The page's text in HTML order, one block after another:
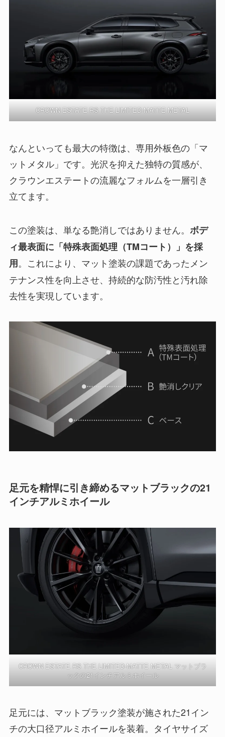
CROWN ESTATE RS THE LIMITED-MATTE METAL
なんといっても最大の特徴は、専用外板色の「マ
ットメタル」です。光沢を抑えた独特の質感が、
クラウンエステートの流麗なフォルムを一層引き
立てます。
この塗装は、単なる艶消しではありません。 ボデ
ィ最表面に「特殊表面処理（TMコート）」を採
用。これにより、マット塗装の課題であったメン
テナンス性を向上させ、持続的な防汚性と汚れ除
去性を実現しています。
足元を精悍に引き締めるマットブラックの21
インチアルミホイール
CROWN ESTATE RS THE LIMITED-MATTE METAL マットブラ
ックの21インチアルミホイール
足元には、マットブラック塗装が施された21イン
チの大口径アルミホイールを装着。タイヤサイズ